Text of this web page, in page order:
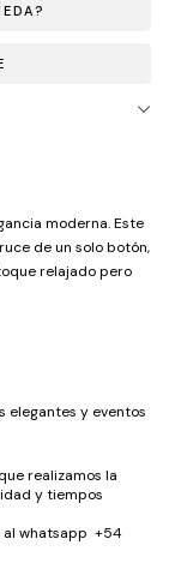
moderna. Este
de un solo botón,
relajado pero
elegantes y eventos
realizamos la
y tiempos
al whatsapp +54